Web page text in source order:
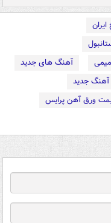
آهنگ های جدید
آهنگ جدید
ورق آهن پرایس